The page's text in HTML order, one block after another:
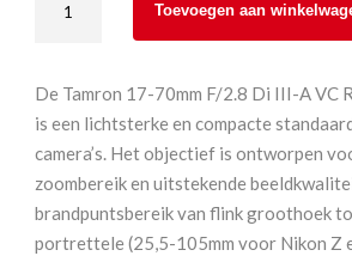
F/2.8
Di
VC
RXD
Toevoegen aan
De Tamron 17-70mm F/2.8 Di III-A VC
is een lichtsterke en compacte
camera’s. Het objectief is ontworpen
zoombereik en uitstekende
brandpuntsbereik van flink groothoek
portrettele (25,5-105mm voor Nikon Z